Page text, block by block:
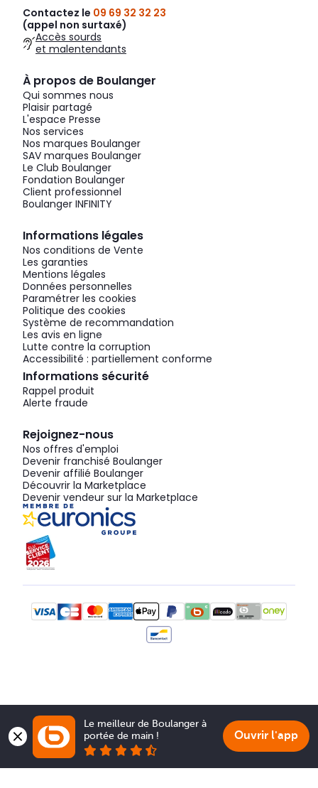
Contactez le 09 69 32 32 23
(appel non surtaxé)
Accès sourds
et malentendants
À propos de Boulanger
Qui sommes nous
Plaisir partagé
L'espace Presse
Nos services
Nos marques Boulanger
SAV marques Boulanger
Le Club Boulanger
Fondation Boulanger
Client professionnel
Boulanger INFINITY
Informations légales
Nos conditions de Vente
Les garanties
Mentions légales
Données personnelles
Paramétrer les cookies
Politique des cookies
Système de recommandation
Les avis en ligne
Lutte contre la corruption
Accessibilité : partiellement conforme
Informations sécurité
Rappel produit
Alerte fraude
Rejoignez-nous
Nos offres d'emploi
Devenir franchisé Boulanger
Devenir affilié Boulanger
Découvrir la Marketplace
Devenir vendeur sur la Marketplace
Le meilleur de Boulanger à
portée de main !
Ouvrir l'app